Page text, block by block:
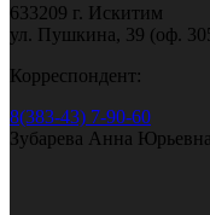
633209 г. Искитим
ул. Пушкина, 39 (оф.
Корреспондент:
8(383-43) 7-90-60
Зубарева Анна Юрьевна